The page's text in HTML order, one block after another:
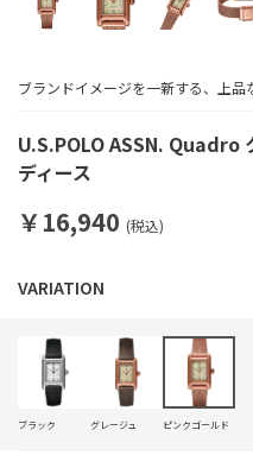
U.S.POLO ASSN. Quadro
ディース
ブランドイメージを一新する、上品
￥16,940 (税込)
ブラック グレージュ ピンクゴールド